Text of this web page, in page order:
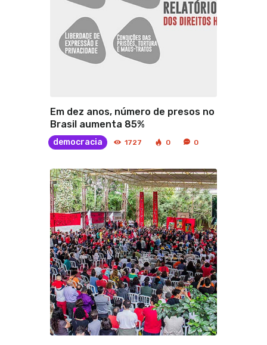
Em dez anos, número de presos no
Brasil aumenta 85%
democracia 1727 0 0